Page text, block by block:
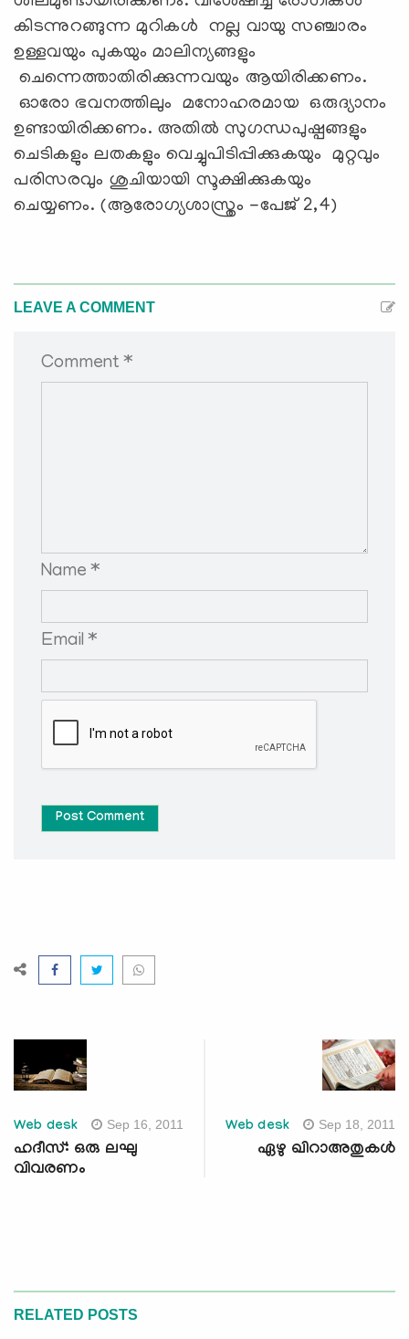
കിടന്നുറങ്ങുന്ന മുറികള്‍ നല്ല വായു സഞ്ചാരം
ഉള്ളവയും പുകയും മാലിന്യങ്ങളും
ചെന്നെത്താതിരിക്കുന്നവയും ആയിരിക്കണം.
ഓരോ ഭവനത്തിലും മനോഹരമായ ഒരുദ്യാനം
ഉണ്ടായിരിക്കണം. അതില്‍ സുഗന്ധപുഷ്പങ്ങളും
ചെടികളും ലതകളും വെച്ചുപിടിപ്പിക്കുകയും മുറ്റവും
പരിസരവും ശുചിയായി സൂക്ഷിക്കുകയും
ചെയ്യണം. (ആരോഗ്യശാസ്ത്രം -പേജ് 2,4)
LEAVE A COMMENT
Comment *
Name *
Email *
Post Comment
Web desk Sep 16, 2011
ഹദീസ്: ഒരു ലഘു
വിവരണം
Web desk Sep 18, 2011
ഏഴു ഖിറാഅതുകള്‍
RELATED POSTS